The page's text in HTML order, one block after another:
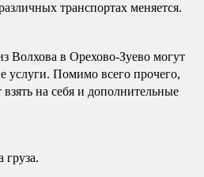
транспортах меняется.
Волхова в Орехово-Зуево могут
услуги. Помимо всего прочего,
на себя и дополнительные
груза.